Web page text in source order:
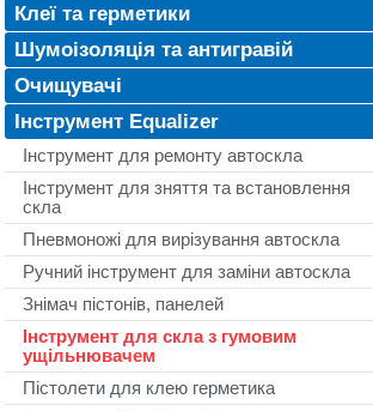
Клеї та герметики
Шумоізоляція та антигравій
Очищувачі
Інструмент Equalizer
Інструмент для ремонту автоскла
Інструмент для зняття та встановлення
скла
Пневмоножі для вирізування автоскла
Ручний інструмент для заміни автоскла
Знімач пістонів, панелей
Інструмент для скла з гумовим
ущільнювачем
Пістолети для клею герметика